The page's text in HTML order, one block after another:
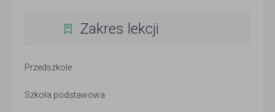
Zakres lekcji
Przedszkole
Szkoła podstawowa